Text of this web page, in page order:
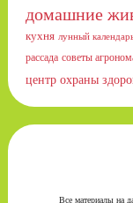
домашние
кухня лунный
рассада советы
центр охраны
Все материалы на